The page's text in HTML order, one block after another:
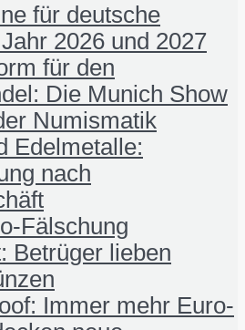
für deutsche
2026 und 2027
für den
Die Munich Show
Numismatik
Edelmetalle:
nach
Fälschung
Betrüger lieben
Immer mehr Euro-